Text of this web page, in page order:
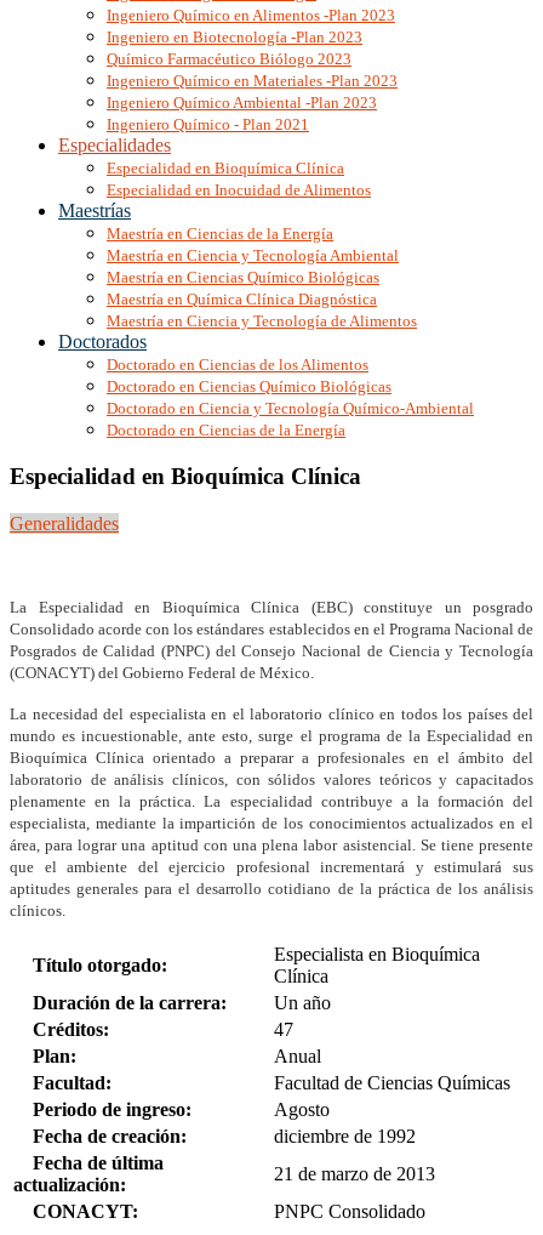
Ingeniero Químico en Alimentos -Plan 2023
Ingeniero en Biotecnología -Plan 2023
Químico Farmacéutico Biólogo 2023
Ingeniero Químico en Materiales -Plan 2023
Ingeniero Químico Ambiental -Plan 2023
Ingeniero Químico - Plan 2021
Especialidades
Especialidad en Bioquímica Clínica
Especialidad en Inocuidad de Alimentos
Maestrías
Maestría en Ciencias de la Energía
Maestría en Ciencia y Tecnología Ambiental
Maestría en Ciencias Químico Biológicas
Maestría en Química Clínica Diagnóstica
Maestría en Ciencia y Tecnología de Alimentos
Doctorados
Doctorado en Ciencias de los Alimentos
Doctorado en Ciencias Químico Biológicas
Doctorado en Ciencia y Tecnología Químico-Ambiental
Doctorado en Ciencias de la Energía
Especialidad en Bioquímica Clínica
Generalidades
La Especialidad en Bioquímica Clínica (EBC) constituye un posgrado
Consolidado acorde con los estándares establecidos en el Programa Nacional de
Posgrados de Calidad (PNPC) del Consejo Nacional de Ciencia y Tecnología
(CONACYT) del Gobierno Federal de México.
La necesidad del especialista en el laboratorio clínico en todos los países del
mundo es incuestionable, ante esto, surge el programa de la Especialidad en
Bioquímica Clínica orientado a preparar a profesionales en el ámbito del
laboratorio de análisis clínicos, con sólidos valores teóricos y capacitados
plenamente en la práctica. La especialidad contribuye a la formación del
especialista, mediante la impartición de los conocimientos actualizados en el
área, para lograr una aptitud con una plena labor asistencial. Se tiene presente
que el ambiente del ejercicio profesional incrementará y estimulará sus
aptitudes generales para el desarrollo cotidiano de la práctica de los análisis
clínicos.
Título otorgado:
Especialista en Bioquímica
Clínica
Duración de la carrera:
Un año
Créditos:
47
Plan:
Anual
Facultad:
Facultad de Ciencias Químicas
Periodo de ingreso:
Agosto
Fecha de creación:
diciembre de 1992
Fecha de última
actualización:
21 de marzo de 2013
CONACYT:
PNPC Consolidado